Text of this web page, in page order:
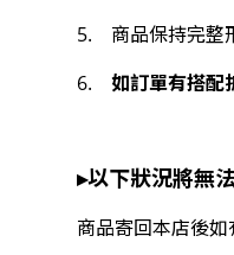
5. 商品保持完整
6. 如訂單有搭配
▸以下狀況將無
商品寄回本店後